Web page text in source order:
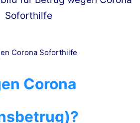
Corona Soforthilfe
Corona